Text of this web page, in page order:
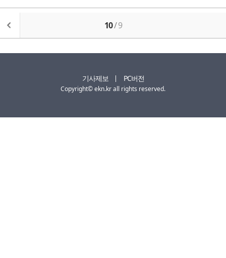
10/9
기사제보 PC버전
Copyright© ekn.kr all rights reserved.